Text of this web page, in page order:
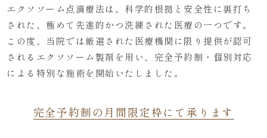
エクソソーム点滴療法は、科学的根拠と安全性に裏打ち
された、極めて先進的かつ洗練された医療の一つです。
この度、当院では厳選された医療機関に限り提供が認可
されるエクソソーム製剤を用い、完全予約制・個別対応
による特別な施術を開始いたしました。
完全予約制の月間限定枠にて承ります